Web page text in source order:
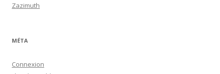
Zazimuth
MÉTA
Connexion